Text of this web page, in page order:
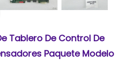
Tablero De Control De
Paquete Modelo